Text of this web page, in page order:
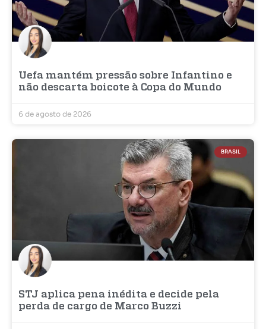
Uefa mantém pressão sobre Infantino e
não descarta boicote à Copa do Mundo
6 de agosto de 2026
BRASIL
STJ aplica pena inédita e decide pela
perda de cargo de Marco Buzzi